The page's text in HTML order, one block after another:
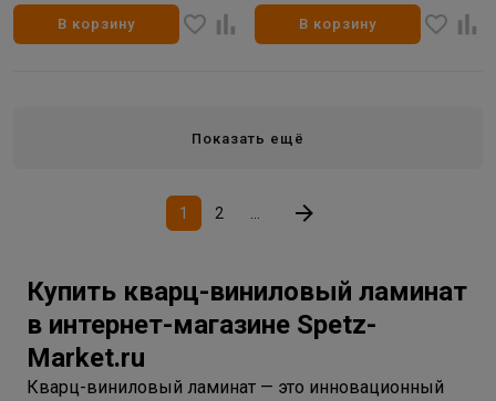
В корзину В корзину
Показать ещё
1 2
Купить кварц-виниловый ламинат
в интернет-магазине Spetz-
Market.ru
Кварц-виниловый ламинат — это инновационный